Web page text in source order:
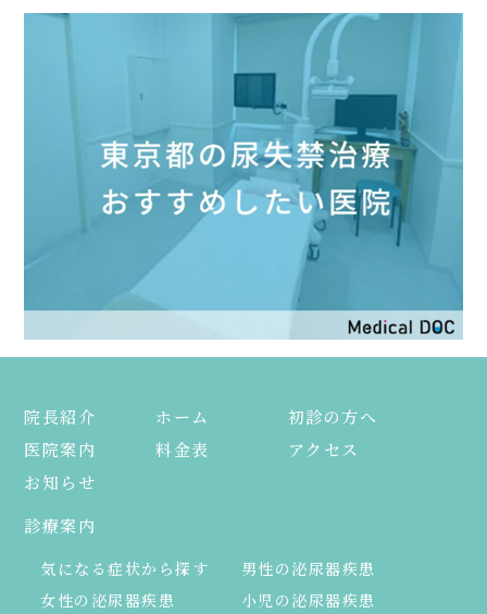
院長紹介 ホーム
初診の方へ
医院案内
料金表
アクセス
お知らせ
診療案内
気になる症状から探す
男性の泌尿器疾患
女性の泌尿器疾患
小児の泌尿器疾患